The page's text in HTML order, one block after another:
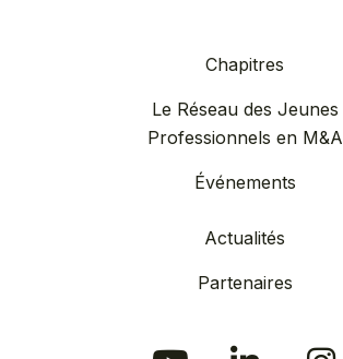
Chapitres
Le Réseau des Jeunes
Professionnels en M&A
Événements
Actualités
Partenaires